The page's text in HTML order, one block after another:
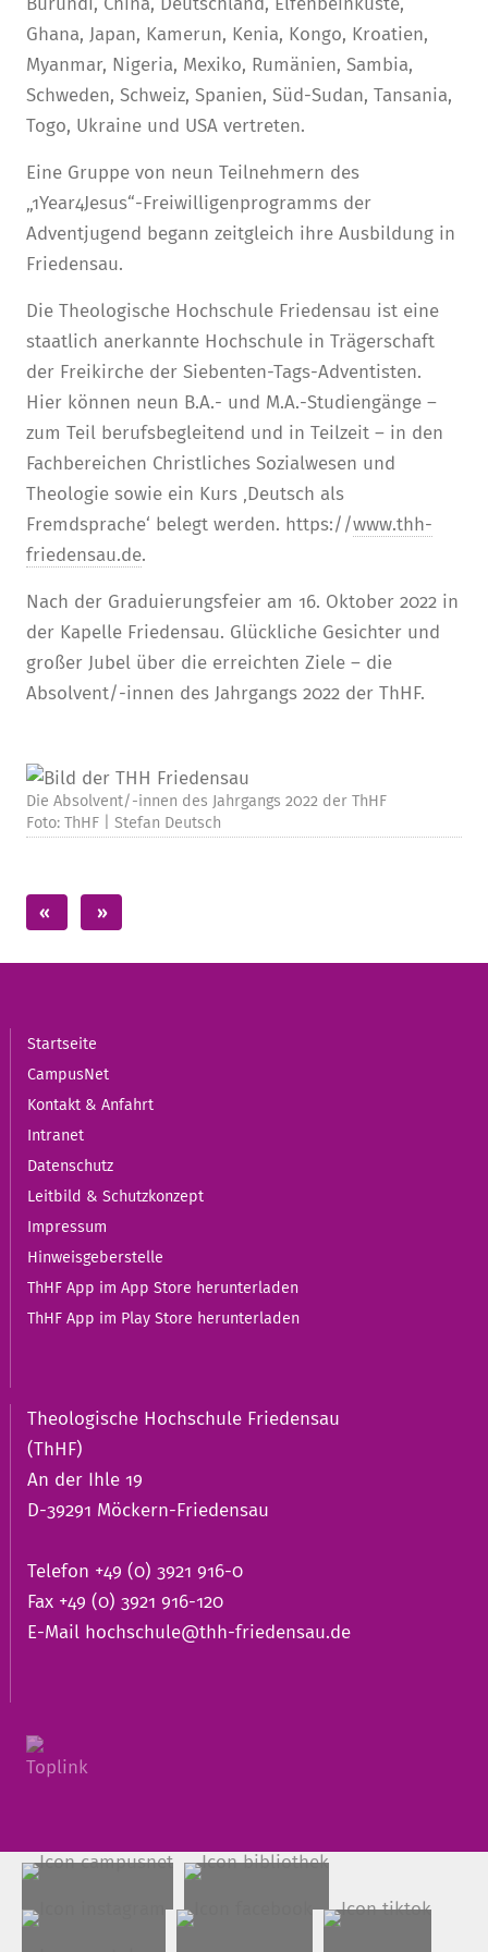
Ghana, Japan, Kamerun, Kenia, Kongo, Kroatien,
Myanmar, Nigeria, Mexiko, Rumänien, Sambia,
Schweden, Schweiz, Spanien, Süd-Sudan, Tansania,
Togo, Ukraine und USA vertreten.
Eine Gruppe von neun Teilnehmern des
„1Year4Jesus“-Freiwilligenprogramms der
Adventjugend begann zeitgleich ihre Ausbildung in
Friedensau.
Die Theologische Hochschule Friedensau ist eine
staatlich anerkannte Hochschule in Trägerschaft
der Freikirche der Siebenten-Tags-Adventisten.
Hier können neun B.A.- und M.A.-Studiengänge –
zum Teil berufsbegleitend und in Teilzeit – in den
Fachbereichen Christliches Sozialwesen und
Theologie sowie ein Kurs ‚Deutsch als
Fremdsprache‘ belegt werden. https://www.thh-
friedensau.de.
Nach der Graduierungsfeier am 16. Oktober 2022 in
der Kapelle Friedensau. Glückliche Gesichter und
großer Jubel über die erreichten Ziele – die
Absolvent/-innen des Jahrgangs 2022 der ThHF.
Die Absolvent/-innen des Jahrgangs 2022 der ThHF
Foto: ThHF | Stefan Deutsch
Startseite
CampusNet
Kontakt & Anfahrt
Intranet
Datenschutz
Leitbild & Schutzkonzept
Impressum
Hinweisgeberstelle
ThHF App im App Store herunterladen
ThHF App im Play Store herunterladen
Theologische Hochschule Friedensau
(ThHF)
An der Ihle 19
D-39291 Möckern-Friedensau
Telefon +49 (0) 3921 916-0
Fax +49 (0) 3921 916-120
E-Mail hochschule@thh-friedensau.de